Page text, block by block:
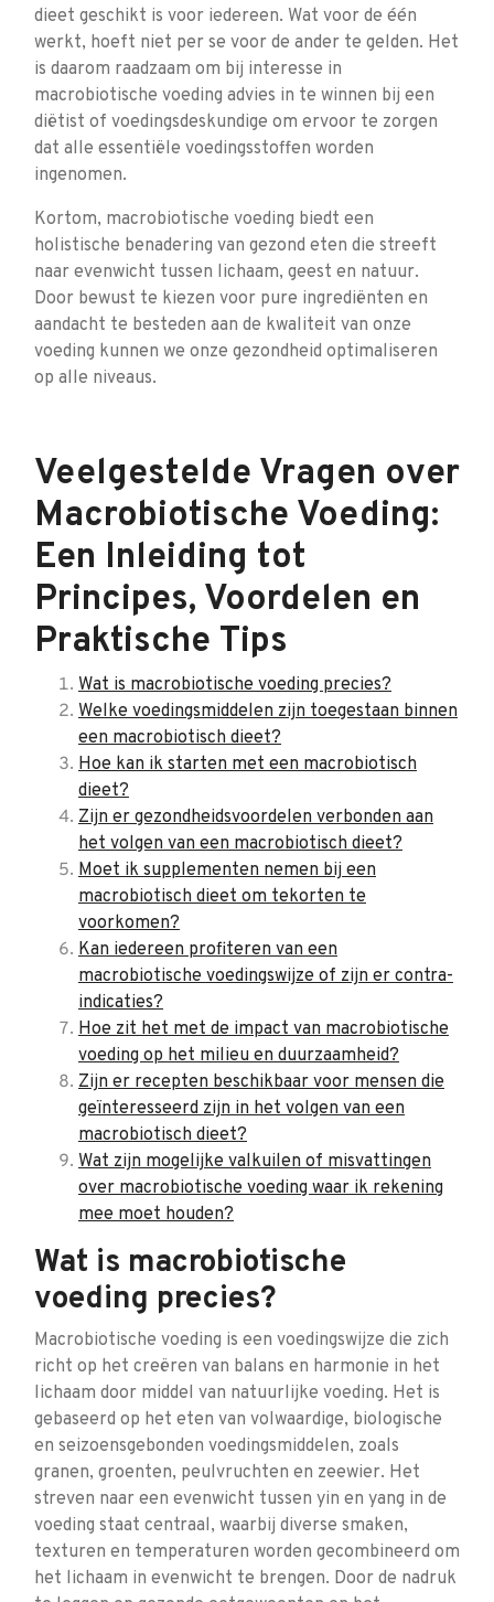
dieet geschikt is voor iedereen. Wat voor de één
werkt, hoeft niet per se voor de ander te gelden. Het
is daarom raadzaam om bij interesse in
macrobiotische voeding advies in te winnen bij een
diëtist of voedingsdeskundige om ervoor te zorgen
dat alle essentiële voedingsstoffen worden
ingenomen.
Kortom, macrobiotische voeding biedt een
holistische benadering van gezond eten die streeft
naar evenwicht tussen lichaam, geest en natuur.
Door bewust te kiezen voor pure ingrediënten en
aandacht te besteden aan de kwaliteit van onze
voeding kunnen we onze gezondheid optimaliseren
op alle niveaus.
Veelgestelde Vragen over
Macrobiotische Voeding:
Een Inleiding tot
Principes, Voordelen en
Praktische Tips
Wat is macrobiotische voeding precies?
Welke voedingsmiddelen zijn toegestaan binnen
een macrobiotisch dieet?
Hoe kan ik starten met een macrobiotisch
dieet?
Zijn er gezondheidsvoordelen verbonden aan
het volgen van een macrobiotisch dieet?
Moet ik supplementen nemen bij een
macrobiotisch dieet om tekorten te
voorkomen?
Kan iedereen profiteren van een
macrobiotische voedingswijze of zijn er contra-
indicaties?
Hoe zit het met de impact van macrobiotische
voeding op het milieu en duurzaamheid?
Zijn er recepten beschikbaar voor mensen die
geïnteresseerd zijn in het volgen van een
macrobiotisch dieet?
Wat zijn mogelijke valkuilen of misvattingen
over macrobiotische voeding waar ik rekening
mee moet houden?
Wat is macrobiotische
voeding precies?
Macrobiotische voeding is een voedingswijze die zich
richt op het creëren van balans en harmonie in het
lichaam door middel van natuurlijke voeding. Het is
gebaseerd op het eten van volwaardige, biologische
en seizoensgebonden voedingsmiddelen, zoals
granen, groenten, peulvruchten en zeewier. Het
streven naar een evenwicht tussen yin en yang in de
voeding staat centraal, waarbij diverse smaken,
texturen en temperaturen worden gecombineerd om
het lichaam in evenwicht te brengen. Door de nadruk